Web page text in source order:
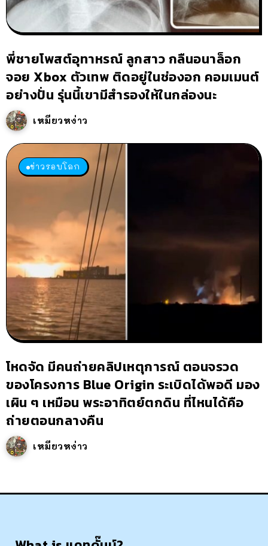
พี่ชายโพสต์อุทาหรณ์ ลูกสาว กลืนอนาล็อก
จอย Xbox ตัวเทพ ติดอยู่ในช่องอก คอมเมนต์
อย่างปั่น รุ่นนี้เขามีสำรองให้ในกล่องนะ
เหมียวหง่าว
ข่าวรอบโลก
โหดจัด มีคนถ่ายคลิปเหตุการณ์ ตอนจรวด
ของโครงการ Blue Origin ระเบิดได้พอดี มอง
เผิน ๆ เหมือน พระอาทิตย์ตกดิน ที่ไหนได้คือ
ถ่ายตอนกลางคืน
เหมียวหง่าว